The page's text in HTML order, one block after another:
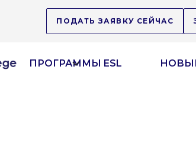
ПОДАТЬ ЗАЯВКУ СЕЙЧАС
ПРОГРАММЫ ESL